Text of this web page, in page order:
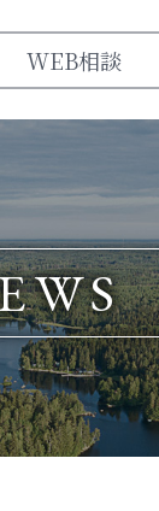
WEB相談